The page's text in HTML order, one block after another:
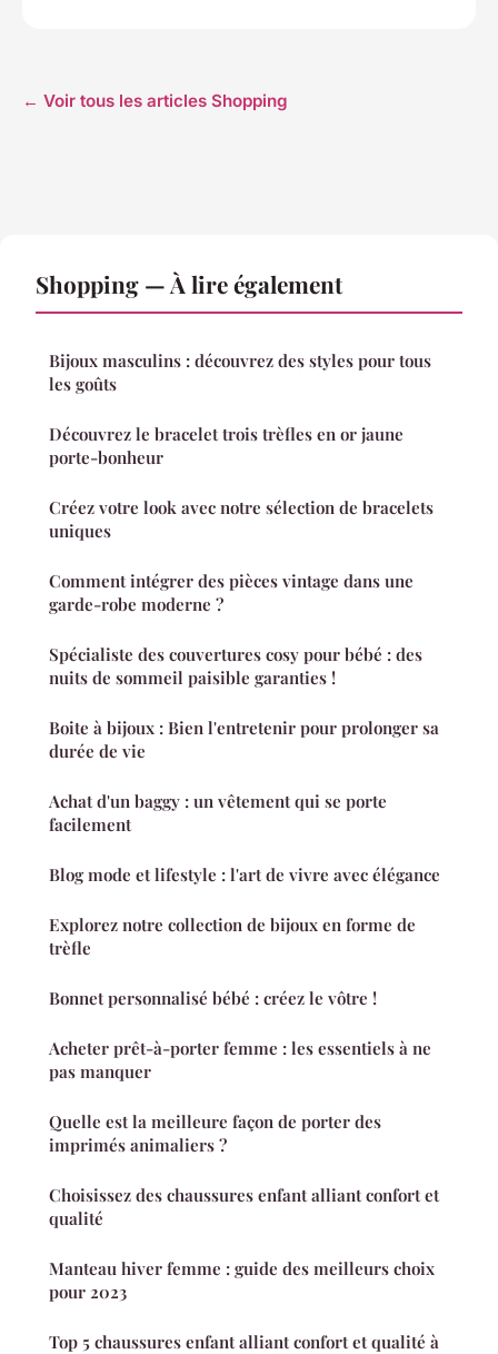
← Voir tous les articles Shopping
Shopping — À lire également
Bijoux masculins : découvrez des styles pour tous
les goûts
Découvrez le bracelet trois trèfles en or jaune
porte-bonheur
Créez votre look avec notre sélection de bracelets
uniques
Comment intégrer des pièces vintage dans une
garde-robe moderne ?
Spécialiste des couvertures cosy pour bébé : des
nuits de sommeil paisible garanties !
Boite à bijoux : Bien l'entretenir pour prolonger sa
durée de vie
Achat d'un baggy : un vêtement qui se porte
facilement
Blog mode et lifestyle : l'art de vivre avec élégance
Explorez notre collection de bijoux en forme de
trèfle
Bonnet personnalisé bébé : créez le vôtre !
Acheter prêt-à-porter femme : les essentiels à ne
pas manquer
Quelle est la meilleure façon de porter des
imprimés animaliers ?
Choisissez des chaussures enfant alliant confort et
qualité
Manteau hiver femme : guide des meilleurs choix
pour 2023
Top 5 chaussures enfant alliant confort et qualité à